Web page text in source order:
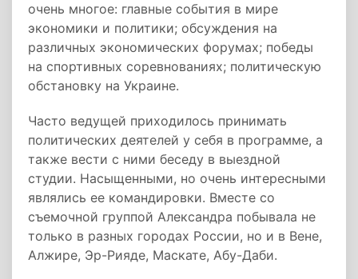
очень многое: главные события в мире
экономики и политики; обсуждения на
различных экономических форумах; победы
на спортивных соревнованиях; политическую
обстановку на Украине.
Часто ведущей приходилось принимать
политических деятелей у себя в программе, а
также вести с ними беседу в выездной
студии. Насыщенными, но очень интересными
являлись ее командировки. Вместе со
съемочной группой Александра побывала не
только в разных городах России, но и в Вене,
Алжире, Эр-Рияде, Маскате, Абу-Даби.